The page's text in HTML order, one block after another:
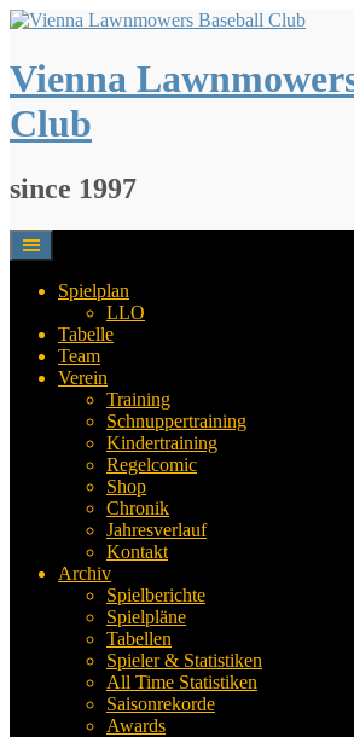
Springe
Inhalt
Vienna
Club
since 1997
Spielplan
LLO
Tabelle
Team
Verein
Training
Schnuppertraining
Kindertraining
Regelcomic
Shop
Chronik
Jahresverlauf
Kontakt
Archiv
Spielberichte
Spielpläne
Tabellen
Spieler & Statistiken
All Time Statistiken
Saisonrekorde
Awards